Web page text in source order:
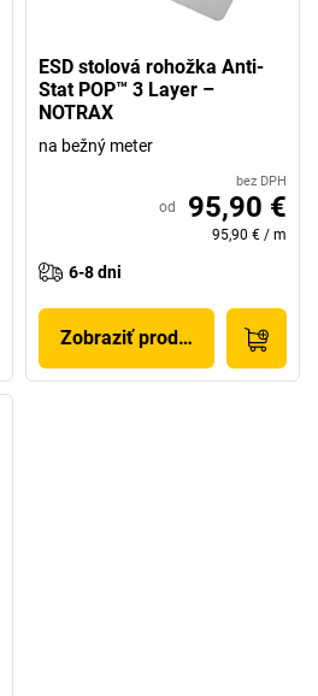
ESD stolová rohožka Anti-
Stat POP™ 3 Layer –
NOTRAX
na bežný meter
bez DPH
od 95,90 €
95,90 € / m
6-8 dni
Zobraziť produkt